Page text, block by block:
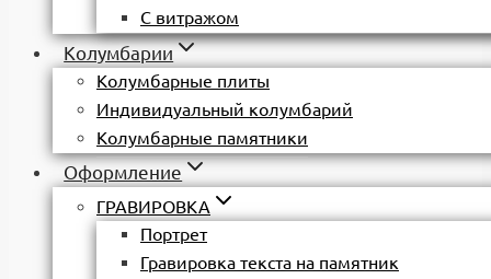
С витражом
Колумбарии
Колумбарные плиты
Индивидуальный колумбарий
Колумбарные памятники
Оформление
ГРАВИРОВКА
Портрет
Гравировка текста на памятник